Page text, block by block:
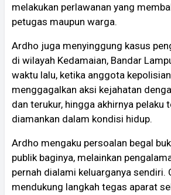
melakukan perlawanan yang
petugas maupun warga.
Ardho juga menyinggung kasus
di wilayah Kedamaian, Bandar
waktu lalu, ketika anggota
menggagalkan aksi kejahatan
dan terukur, hingga akhirnya pelaku
diamankan dalam kondisi hidup.
Ardho mengaku persoalan begal
publik baginya, melainkan
pernah dialami keluarganya sendiri.
mendukung langkah tegas aparat